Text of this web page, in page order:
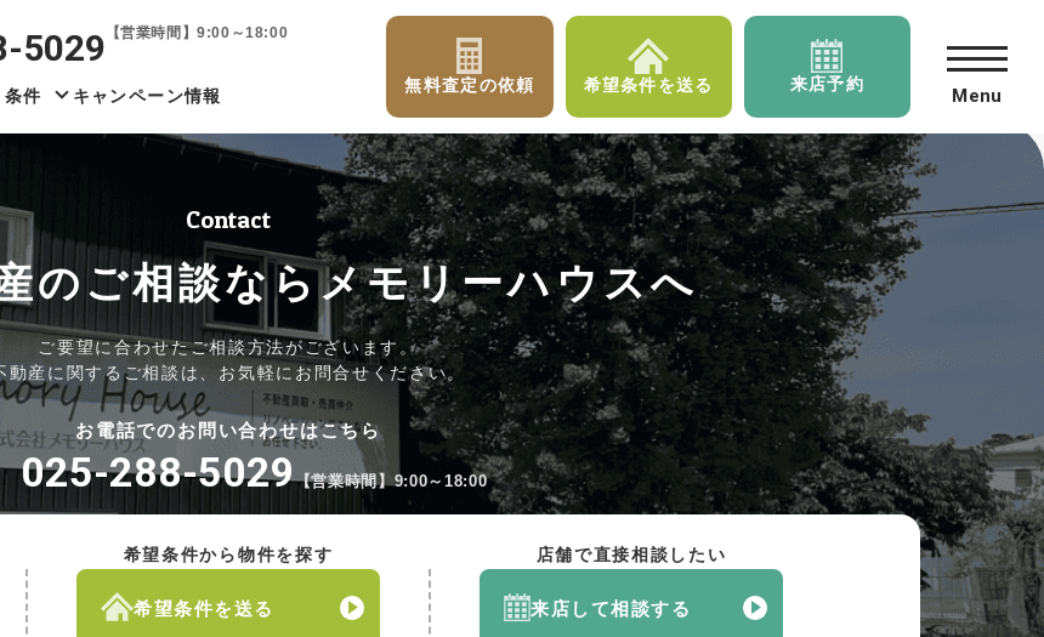
5029 【営業時間】9:00～18:00
条件 キャンペーン情報
無料査定の依頼 希望条件を送る 来店予約
Menu
Contact
のご相談ならメモリーハウスへ
ご要望に合わせたご相談方法がございます。
動産に関するご相談は、お気軽にお問合せください。
お電話でのお問い合わせはこちら
025-288-5029【営業時間】9:00～18:00
希望条件から物件を探す
希望条件を送る
店舗で直接相談したい
来店して相談する